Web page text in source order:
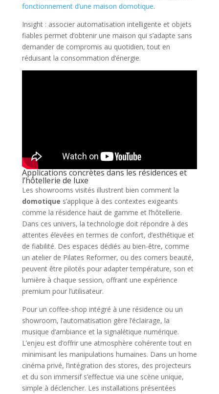
fonctionnement d’une maison domotique.
Insight : associer automatisation intelligente et objets
fiables permet d’obtenir une maison qui s’adapte sans
demander de compromis au quotidien, tout en
réduisant la consommation d’énergie.
Applications concrètes dans les résidences et
l’hôtellerie de luxe
Les showrooms visités illustrent bien comment la
domotique s’applique à des contextes exigeants
comme la résidence haut de gamme et l’hôtellerie.
Dans ces univers, la technologie doit répondre à des
attentes élevées en termes de confort, d’esthétique et
de fiabilité. Des espaces dédiés au bien-être, comme
un atelier de Pilates Reformer, ou des corners beauté,
peuvent être pilotés pour adapter température, son et
lumière à chaque session, offrant une expérience
premium pour l’utilisateur.
Pour un coffee-shop intégré à une résidence ou un
showroom, l’automatisation gère l’éclairage, la
musique d’ambiance et la signalétique numérique.
L’enjeu est d’offrir une atmosphère cohérente tout en
minimisant les manipulations humaines. Dans un home
cinéma privé, l’intégration des stores, des projecteurs
et du son immersif s’effectue via une scène unique,
simple à déclencher. Les installations présentées